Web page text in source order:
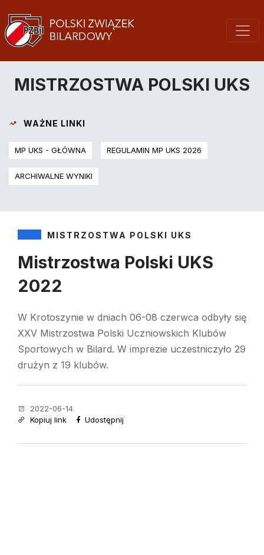
MISTRZOSTWA POLSKI UKS
WAŻNE LINKI
MP UKS - GŁÓWNA REGULAMIN MP UKS 2026
ARCHIWALNE WYNIKI
MISTRZOSTWA POLSKI UKS
Mistrzostwa Polski UKS
2022
W Krotoszynie w dniach 06-08 czerwca odbyły się
XXV Mistrzostwa Polski Uczniowskich Klubów
Sportowych w Bilard. W imprezie uczestniczyło 29
drużyn z 19 klubów.
2022-06-14
Kopiuj link
Udostępnij